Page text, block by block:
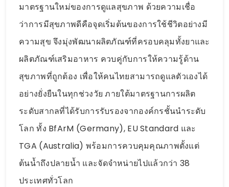
มาตรฐานใหม่ของการดูแลสุขภาพ ด้วยความเชื่อ
ว่าการมีสุขภาพดีคือจุดเริ่มต้นของการใช้ชีวิตอย่างมี
ความสุข จึงมุ่งพัฒนาผลิตภัณฑ์ที่ครอบคลุมทั้งยาและ
ผลิตภัณฑ์เสริมอาหาร ควบคู่กับการให้ความรู้ด้าน
สุขภาพที่ถูกต้อง เพื่อให้คนไทยสามารถดูแลตัวเองได้
อย่างยั่งยืนในทุกช่วงวัย ภายใต้มาตรฐานการผลิต
ระดับสากลที่ได้รับการรับรองจากองค์กรชั้นนำระดับ
โลก ทั้ง BfArM (Germany), EU Standard และ
TGA (Australia) พร้อมการควบคุมคุณภาพตั้งแต่
ต้นน้ำถึงปลายน้ำ และจัดจำหน่ายไปแล้วกว่า 38
ประเทศทั่วโลก